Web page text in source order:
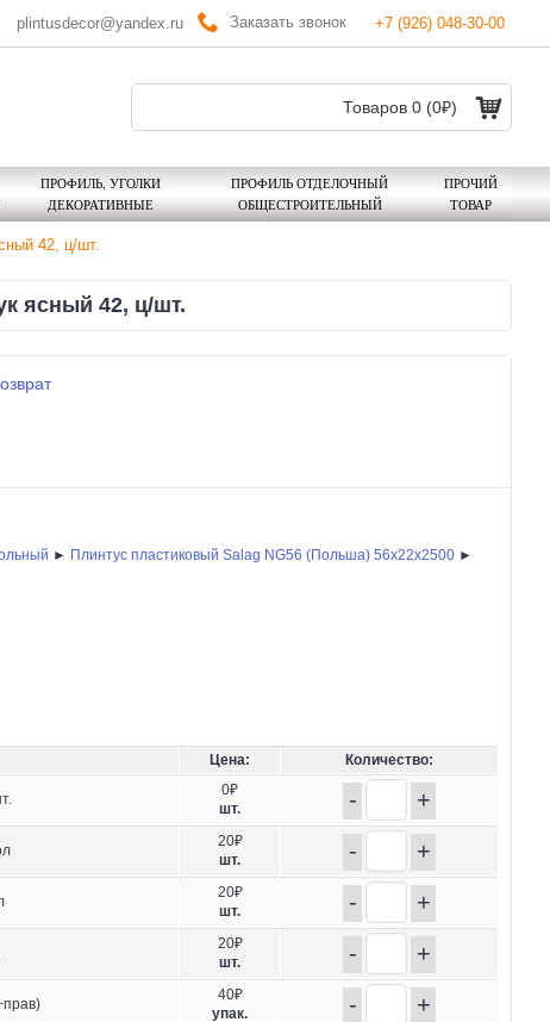
plintusdecor@yandex.ru Заказать звонок +7 (926) 048-30-00
Товаров 0 (0₽)
ПРОФИЛЬ, УГОЛКИ
ДЕКОРАТИВНЫЕ
ПРОФИЛЬ ОТДЕЛОЧНЫЙ
ОБЩЕСТРОИТЕЛЬНЫЙ
ПРОЧИЙ
ТОВАР
42, ц/шт.
ясный 42, ц/шт.
► Плинтус пластиковый Salag NG56 (Польша) 56х22x2500 ►
Цена: Количество:
0₽
шт.
- +
20₽
шт.
- +
20₽
шт.
- +
20₽
шт.
- +
40₽
упак.
- +